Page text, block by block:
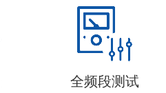
全频段测试